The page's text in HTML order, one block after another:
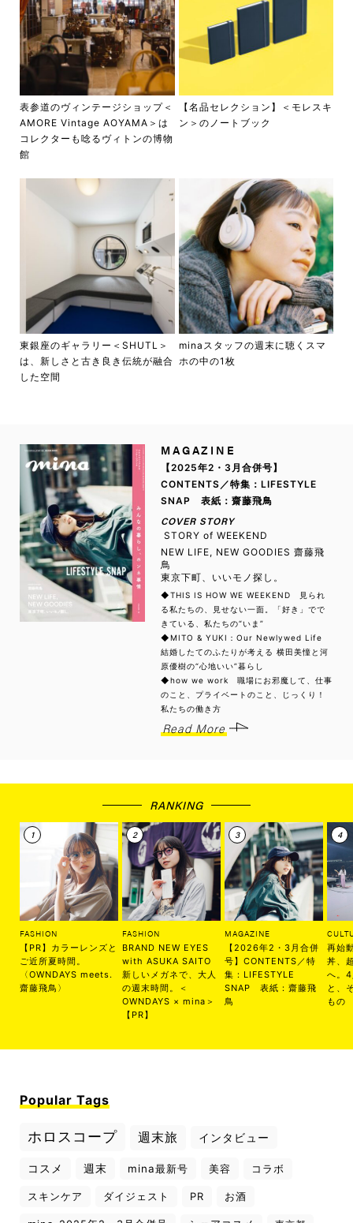
表参道のヴィンテージショップ＜
AMORE Vintage AOYAMA＞は
コレクターも唸るヴィトンの博物
館
【名品セレクション】＜モレスキ
ン＞のノートブック
東銀座のギャラリー＜SHUTL＞
は、新しさと古き良き伝統が融合
した空間
minaスタッフの週末に聴くスマ
ホの中の1枚
MAGAZINE
【2025年2・3月合併号】
CONTENTS／特集：LIFESTYLE
SNAP 表紙：齋藤飛鳥
COVER STORY
STORY of WEEKEND
NEW LIFE, NEW GOODIES 齋藤飛
鳥
東京下町、いいモノ探し。
◆THIS IS HOW WE WEEKEND 見られ
る私たちの、見せない一面。「好き」でで
きている、私たちの“いま”
◆MITO & YUKI：Our Newlywed Life
結婚したてのふたりが考える 横田美憧と河
原優樹の“心地いい”暮らし
◆how we work 職場にお邪魔して、仕事
のこと、プライベートのこと、じっくり！
私たちの働き方
Read More
RANKING
FASHION
【PR】カラーレンズと
ご近所夏時間。
〈OWNDAYS meets.
齋藤飛鳥〉
FASHION
BRAND NEW EYES
with ASUKA SAITO
新しいメガネで、大人
の週末時間。＜
OWNDAYS × mina＞
【PR】
MAGAZINE
【2026年2・3月合併
号】CONTENTS／特
集：LIFESTYLE
SNAP 表紙：齋藤飛
鳥
再始
丼、
へ。
と、
もの
Popular Tags
ホロスコープ 週末旅 インタビュー
コスメ 週末 mina最新号 美容 コラボ
スキンケア ダイジェスト PR お酒